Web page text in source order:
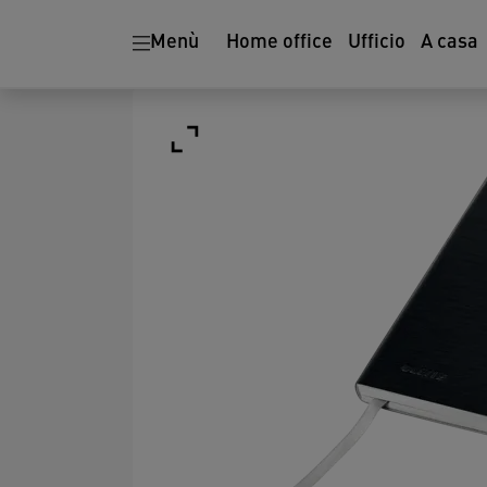
Menù Home office Ufficio A casa